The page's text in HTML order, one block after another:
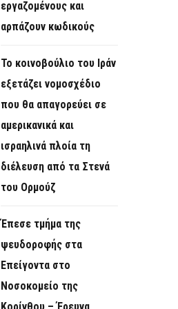
εργαζομένους και
αρπάζουν κωδικούς
Το κοινοβούλιο του Ιράν
εξετάζει νομοσχέδιο
που θα απαγορεύει σε
αμερικανικά και
ισραηλινά πλοία τη
διέλευση από τα Στενά
του Ορμούζ
Έπεσε τμήμα της
ψευδοροφής στα
Επείγοντα στο
Νοσοκομείο της